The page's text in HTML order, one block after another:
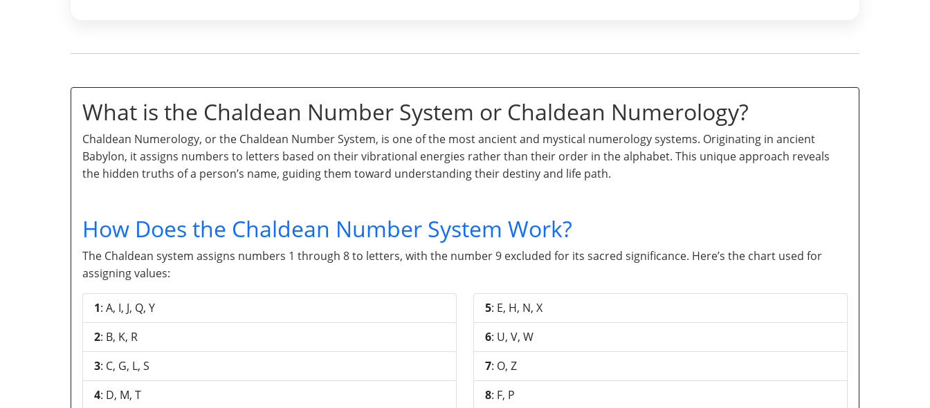
What is the Chaldean Number System or Chaldean Numerology?
Chaldean Numerology, or the Chaldean Number System, is one of the most ancient and mystical numerology systems. Originating in ancient
Babylon, it assigns numbers to letters based on their vibrational energies rather than their order in the alphabet. This unique approach reveals
the hidden truths of a person’s name, guiding them toward understanding their destiny and life path.
How Does the Chaldean Number System Work?
The Chaldean system assigns numbers 1 through 8 to letters, with the number 9 excluded for its sacred significance. Here’s the chart used for
assigning values:
1: A, I, J, Q, Y
2: B, K, R
3: C, G, L, S
4: D, M, T
5: E, H, N, X
6: U, V, W
7: O, Z
8: F, P